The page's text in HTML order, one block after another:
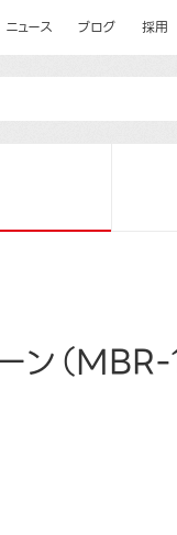
ニュース ブログ 採用
ン（